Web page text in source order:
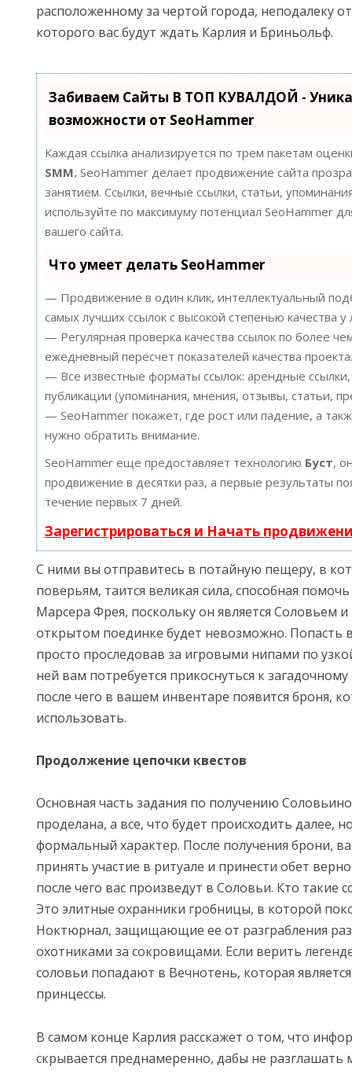
расположенному за чертой города, неподалеку
которого вас будут ждать Карлия и Бриньольф.
Забиваем Сайты В ТОП КУВАЛДОЙ -
возможности от SeoHammer
Каждая ссылка анализируется по трем пакетам
SMM.SeoHammer делает продвижение сайта
занятием. Ссылки, вечные ссылки, статьи,
используйте по максимуму потенциал SeoHammer
вашего сайта.
Что умеет делать SeoHammer
— Продвижение в один клик, интеллектуальный
самых лучших ссылок с высокой степенью качества
— Регулярная проверка качества ссылок по более
ежедневный пересчет показателей качества проекта.
— Все известные форматы ссылок: арендные
публикации (упоминания, мнения, отзывы, статьи,
— SeoHammer покажет, где рост или падение, а
нужно обратить внимание.
SeoHammer еще предоставляет технологию Буст,
продвижение в десятки раз, а первые результаты
течение первых 7 дней.
Зарегистрироваться и Начать
С ними вы отправитесь в потайную пещеру, в
поверьям, таится великая сила, способная
Марсера Фрея, поскольку он является Соловьем
открытом поединке будет невозможно. Попасть
просто проследовав за игровыми нипами по
ней вам потребуется прикоснуться к
после чего в вашем инвентаре появится броня,
использовать.
Продолжение цепочки квестов
Основная часть задания по получению
проделана, а все, что будет происходить далее,
формальный характер. После получения брони,
принять участие в ритуале и принести обет
после чего вас произведут в Соловьи. Кто такие
Это элитные охранники гробницы, в которой
Ноктюрнал, защищающие ее от разграбления
охотниками за сокровищами. Если верить
соловьи попадают в Вечнотень, которая
принцессы.
В самом конце Карлия расскажет о том, что
скрывается преднамеренно, дабы не разглашать